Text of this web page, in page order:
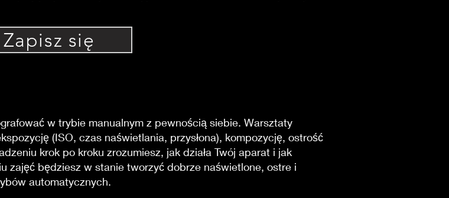
Zapisz się
w trybie manualnym z pewnością siebie. Warsztaty
(ISO, czas naświetlania, przysłona), kompozycję, ostrość
krok po kroku zrozumiesz, jak działa Twój aparat i jak
zajęć będziesz w stanie tworzyć dobrze naświetlone, ostre i
automatycznych.